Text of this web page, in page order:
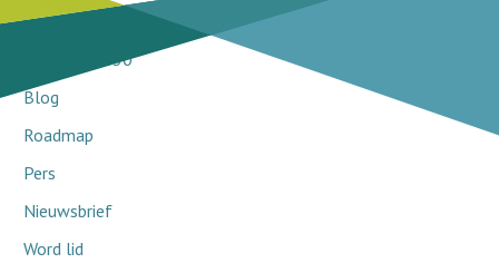
Doorbraakprojecten
Netwerk 2030
Blog
Roadmap
Pers
Nieuwsbrief
Word lid